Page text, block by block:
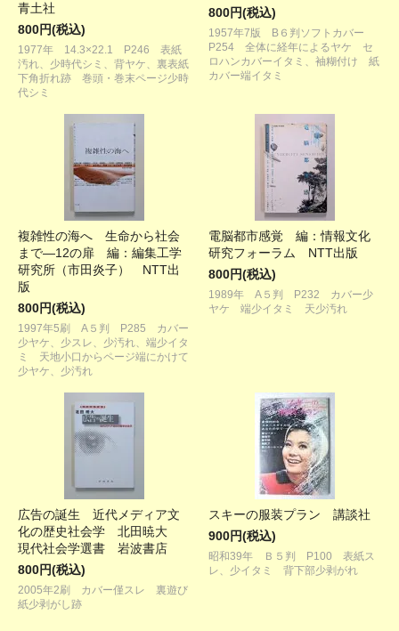
青土社
800円(税込)
1977年 14.3×22.1 P246 表紙
汚れ、少時代シミ、背ヤケ、裏表紙
下角折れ跡 巻頭・巻末ページ少時
代シミ
800円(税込)
1957年7版 B６判ソフトカバー
P254 全体に経年によるヤケ セ
ロハンカバーイタミ、袖糊付け 紙
カバー端イタミ
複雑性の海へ 生命から社会
まで―12の扉 編：編集工学
研究所（市田炎子） NTT出
版
800円(税込)
1997年5刷 A５判 P285 カバー
少ヤケ、少スレ、少汚れ、端少イタ
ミ 天地小口からページ端にかけて
少ヤケ、少汚れ
電脳都市感覚 編：情報文化
研究フォーラム NTT出版
800円(税込)
1989年 A５判 P232 カバー少
ヤケ 端少イタミ 天少汚れ
広告の誕生 近代メディア文
化の歴史社会学 北田暁大
現代社会学選書 岩波書店
800円(税込)
2005年2刷 カバー僅スレ 裏遊び
紙少剥がし跡
スキーの服装プラン 講談社
900円(税込)
昭和39年 Ｂ５判 P100 表紙ス
レ、少イタミ 背下部少剥がれ